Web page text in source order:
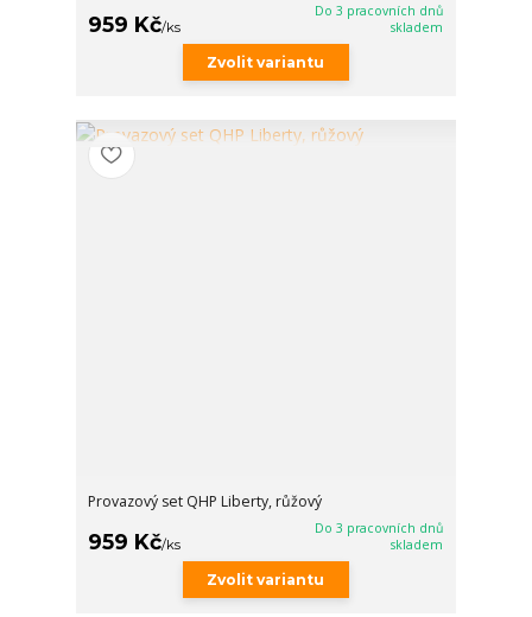
959 Kč/ks
Do 3 pracovních dnů
skladem
Zvolit variantu
Provazový set QHP Liberty, růžový
959 Kč/ks
Do 3 pracovních dnů
skladem
Zvolit variantu